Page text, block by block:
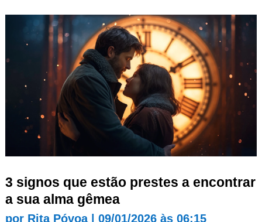
3 signos que estão prestes a encontrar
a sua alma gêmea
por Rita Póvoa| 09/01/2026 às 06:15